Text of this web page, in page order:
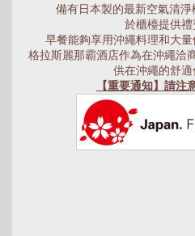
備有日本製的最新空氣清淨
於櫃檯提供禮
早餐能夠享用沖繩料理和大量
格拉斯麗那霸酒店作為在沖繩洽
供在沖繩的舒適
【重要通知】請注